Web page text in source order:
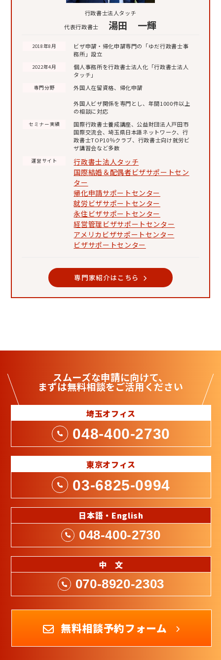
行政書士法人タッチ
代表行政書士
湯田 一輝
2018年8月
ビザ申請・帰化申請専門の「ゆだ行政書士事
務所」設立
2022年4月
個人事務所を行政書士法人化「行政書士法人
タッチ」
専門分野
外国人在留資格、帰化申請
外国人ビザ関係を専門とし、年間1000件以上
の相談に対応
セミナー実績
国際行政書士養成講座、公益財団法人戸田市
国際交流会、埼玉県日本語ネットワーク、行
政書士TOP10％クラブ、行政書士向け就労ビ
ザ講習会など多数
運営サイト
行政書士法人タッチ
国際結婚＆配偶者ビザサポートセン
ター
帰化申請サポートセンター
就労ビザサポートセンター
永住ビザサポートセンター
経営管理ビザサポートセンター
アメリカビザサポートセンター
ビザサポートセンター
専門家紹介はこちら
スムーズな申請に向けて、
まずは無料相談をご活用ください
埼玉オフィス
048-400-2730
東京オフィス
03-6825-0994
日本語・English
048-400-2730
中 文
070-8920-2303
無料相談予約フォーム